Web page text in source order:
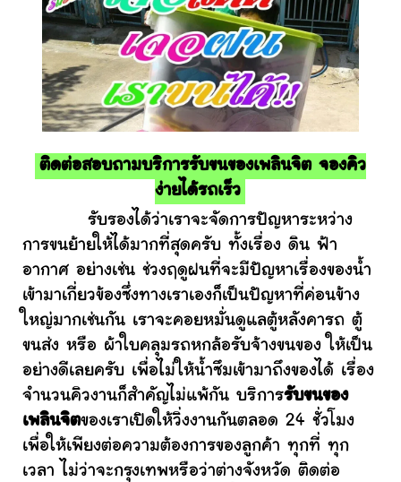
ติดต่อสอบถามบริการรับขนของเพลินจิต จองคิว
ง่ายได้รถเร็ว
รับรองได้ว่าเราจะจัดการปัญหาระหว่าง
การขนย้ายให้ได้มากที่สุดครับ ทั้งเรื่อง ดิน ฟ้า
อากาศ อย่างเช่น ช่วงฤดูฝนที่จะมีปัญหาเรื่องของน้ำ
เข้ามาเกี่ยวข้องซึ่งทางเราเองก็เป็นปัญหาที่ค่อนข้าง
ใหญ่มากเช่นกัน เราจะคอยหมั่นดูแลตู้หลังคารถ ตู้
ขนส่ง หรือ ผ้าใบคลุมรถหกล้อรับจ้างขนของ ให้เป็น
อย่างดีเลยครับ เพื่อไม่ให้น้ำซึมเข้ามาถึงของได้ เรื่อง
จำนวนคิวงานก็สำคัญไม่แพ้กัน บริการรับขนของ
เพลินจิตของเราเปิดให้วิ่งงานกันตลอด 24 ชั่วโมง
เพื่อให้เพียงต่อความต้องการของลูกค้า ทุกที่ ทุก
เวลา ไม่ว่าจะกรุงเทพหรือว่าต่างจังหวัด ติดต่อ